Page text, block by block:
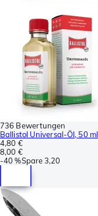
736 Bewertungen
Ballistol Universal-Öl, 50 ml
4,80 €
8,00 €
-40 %Spare3,20